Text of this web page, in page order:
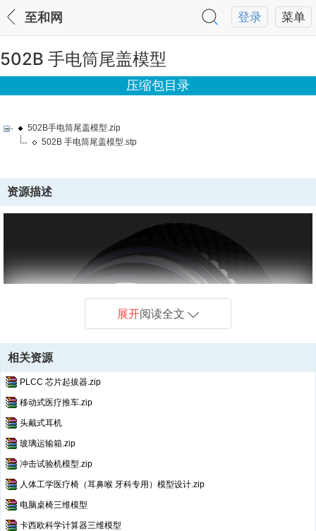
菜单
登录
至和网
502B 手电筒尾盖模型
压缩包目录
502B手电筒尾盖模型.zip
502B 手电筒尾盖模型.stp
资源描述
展开阅读全文
相关资源
PLCC 芯片起拔器.zip
移动式医疗推车.zip
头戴式耳机
玻璃运输箱.zip
冲击试验机模型.zip
人体工学医疗椅（耳鼻喉 牙科专用）模型设计.zip
电脑桌椅三维模型
卡西欧科学计算器三维模型